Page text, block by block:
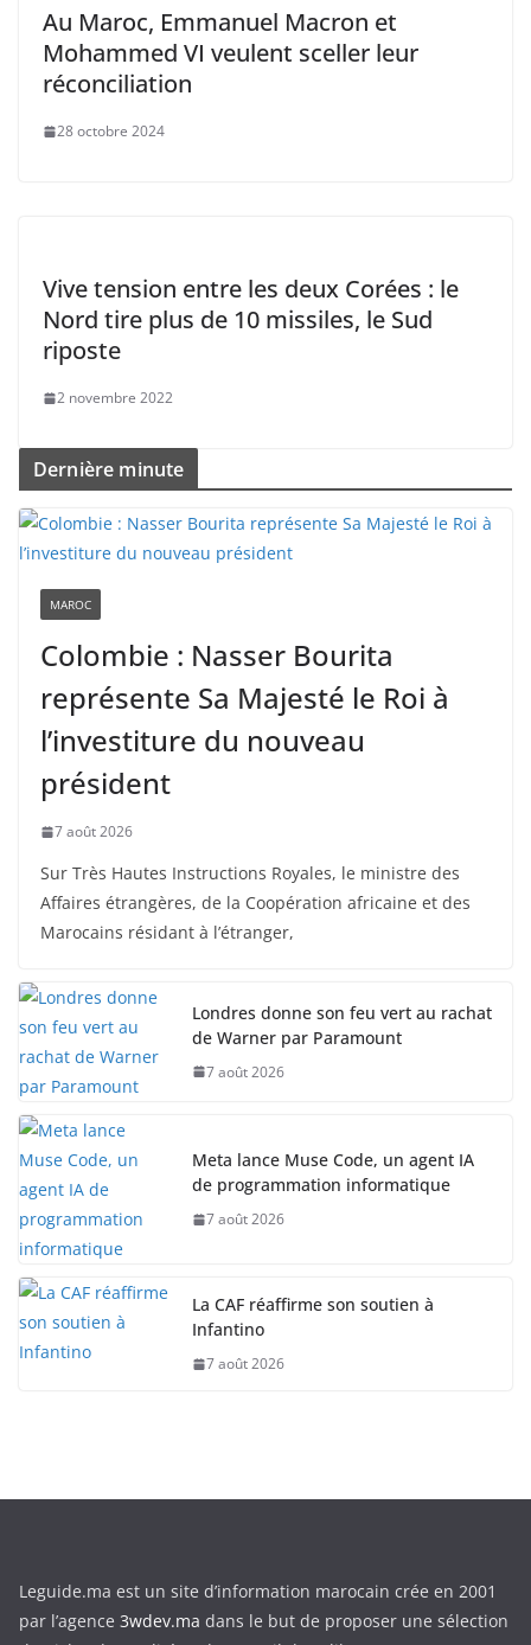
Au Maroc, Emmanuel Macron et
Mohammed VI veulent sceller leur
réconciliation
28 octobre 2024
Vive tension entre les deux Corées : le
Nord tire plus de 10 missiles, le Sud
riposte
2 novembre 2022
Dernière minute
MAROC
Colombie : Nasser Bourita
représente Sa Majesté le Roi à
l’investiture du nouveau
président
7 août 2026
Sur Très Hautes Instructions Royales, le ministre des
Affaires étrangères, de la Coopération africaine et des
Marocains résidant à l’étranger,
Londres donne son feu vert au rachat
de Warner par Paramount
7 août 2026
Meta lance Muse Code, un agent IA
de programmation informatique
7 août 2026
La CAF réaffirme son soutien à
Infantino
7 août 2026
Leguide.ma est un site d’information marocain crée en 2001
par l’agence 3wdev.ma dans le but de proposer une sélection